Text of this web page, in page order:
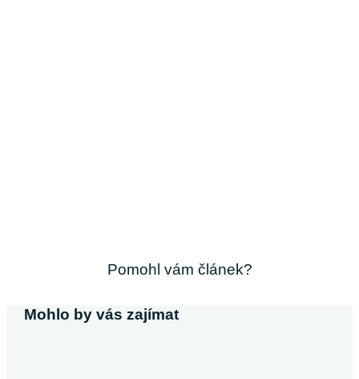
Pomohl vám článek?
Mohlo by vás zajímat